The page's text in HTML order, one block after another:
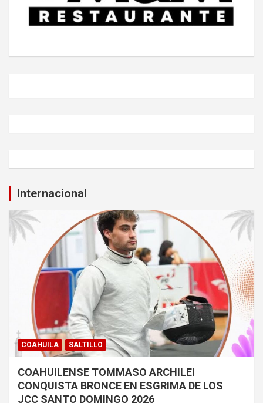
Internacional
COAHUILA SALTILLO
COAHUILENSE TOMMASO ARCHILEI
CONQUISTA BRONCE EN ESGRIMA DE LOS
JCC SANTO DOMINGO 2026